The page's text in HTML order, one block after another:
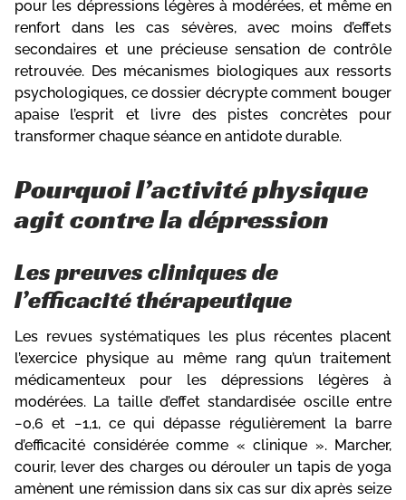
pour les dépressions légères à modérées, et même en
renfort dans les cas sévères, avec moins d’effets
secondaires et une précieuse sensation de contrôle
retrouvée. Des mécanismes biologiques aux ressorts
psychologiques, ce dossier décrypte comment bouger
apaise l’esprit et livre des pistes concrètes pour
transformer chaque séance en antidote durable.
Pourquoi l’activité physique
agit contre la dépression
Les preuves cliniques de
l’efficacité thérapeutique
Les revues systématiques les plus récentes placent
l’exercice physique au même rang qu’un traitement
médicamenteux pour les dépressions légères à
modérées. La taille d’effet standardisée oscille entre
−0,6 et −1,1, ce qui dépasse régulièrement la barre
d’efficacité considérée comme « clinique ». Marcher,
courir, lever des charges ou dérouler un tapis de yoga
amènent une rémission dans six cas sur dix après seize